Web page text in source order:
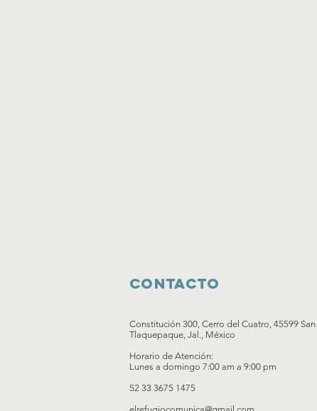
Contacto
Constitución 300, Cerro del Cuatro, 45599 San
Tlaquepaque, Jal., México
Horario de Atención:
Lunes a domingo 7:00 am a 9:00 pm
52 33 3675 1475